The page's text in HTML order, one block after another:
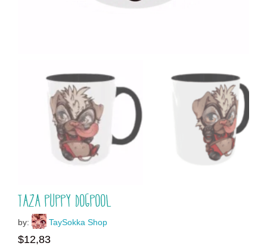
Taza Puppy Dogpool
by: TaySokka Shop
$12,83